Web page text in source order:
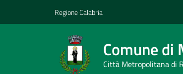
Regione Calabria
Comune di
Città Metropolitana di